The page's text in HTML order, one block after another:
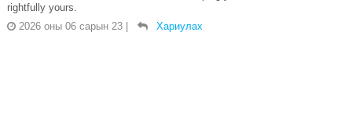
rightfully yours.
2026 оны 06 сарын 23
Хариулах